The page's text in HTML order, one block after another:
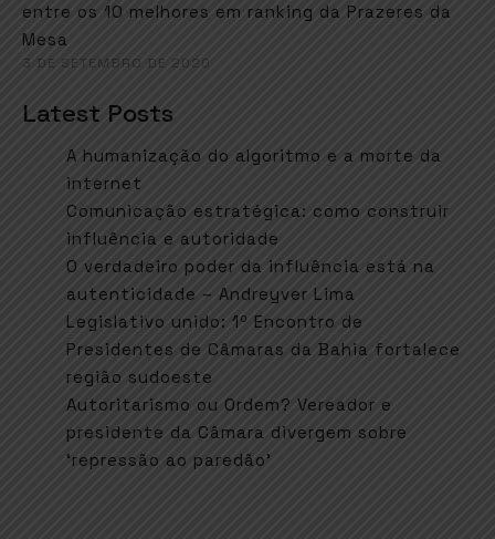
entre os 10 melhores em ranking da Prazeres da
Mesa
3 DE SETEMBRO DE 2020
Latest Posts
A humanização do algoritmo e a morte da
internet
Comunicação estratégica: como construir
influência e autoridade
O verdadeiro poder da influência está na
autenticidade – Andreyver Lima
Legislativo unido: 1º Encontro de
Presidentes de Câmaras da Bahia fortalece
região sudoeste
Autoritarismo ou Ordem? Vereador e
presidente da Câmara divergem sobre
‘repressão ao paredão’